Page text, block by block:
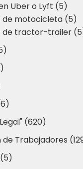
Uber o Lyft (5)
de motocicleta (5)
de tractor-trailer
(620)
Trabajadores